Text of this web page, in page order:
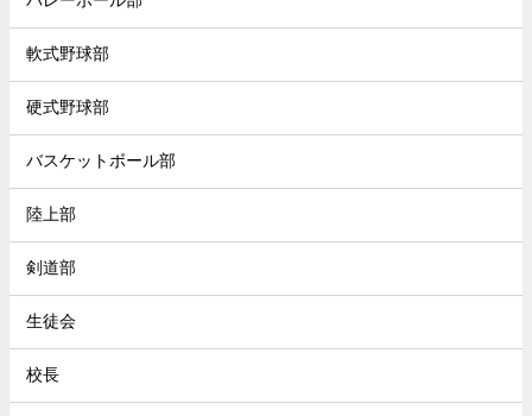
軟式野球部
硬式野球部
バスケットボール部
陸上部
剣道部
生徒会
校長